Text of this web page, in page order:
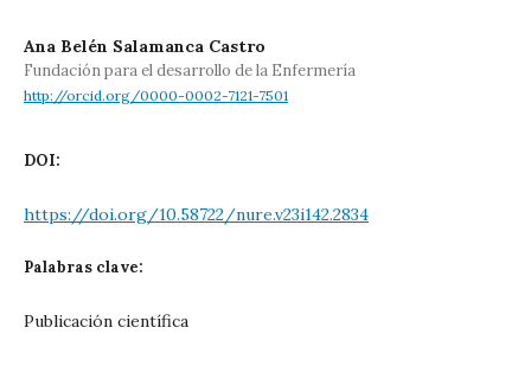
Ana Belén Salamanca Castro
Fundación para el desarrollo de la Enfermería
http://orcid.org/0000-0002-7121-7501
DOI:
https://doi.org/10.58722/nure.v23i142.2834
Palabras clave:
Publicación científica